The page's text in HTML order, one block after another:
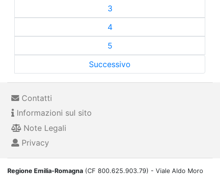
3
4
5
Successivo
Contatti
Informazioni sul sito
Note Legali
Privacy
Regione Emilia-Romagna (CF 800.625.903.79) - Viale Aldo Moro